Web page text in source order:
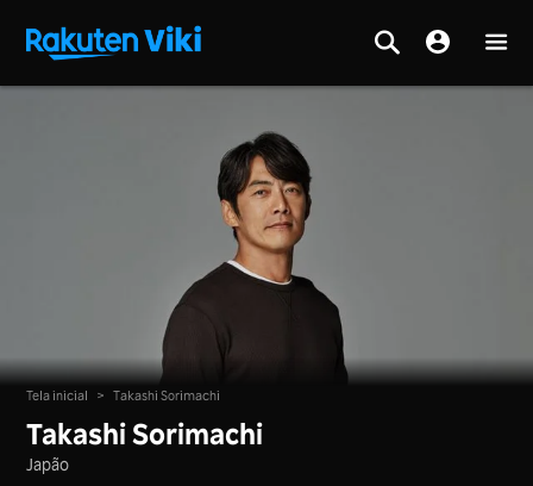
Tela inicial > Takashi Sorimachi
Takashi Sorimachi
Japão